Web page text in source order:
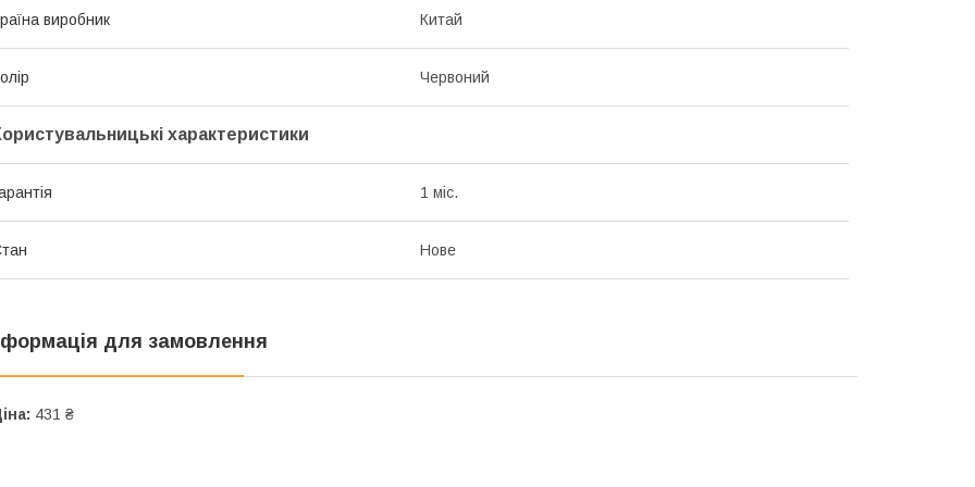
виробник Китай
Червоний
характеристики
1 міс.
Нове
для замовлення
431 ₴